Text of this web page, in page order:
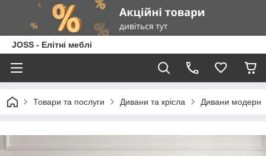
JOSS - Елітні меблі
Товари та послуги Дивани та крісла Дивани модерн